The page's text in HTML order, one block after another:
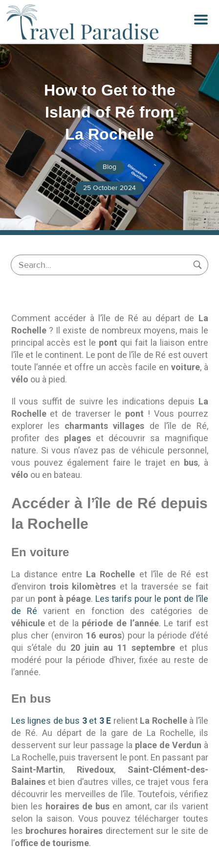
Menu
How to Get to the
Island of Ré from
La Rochelle
Blog
25 October 2024
Comment accéder à l’île de Ré au départ de La
Rochelle? Il existe de nombreux moyens, mais le
principal accès est le pont qui fait la liaison entre
l’île et le continent. Le pont de l’île de Ré est ouvert
toute l’année et offre un accès facile en voiture, à
vélo ou à pied.
Il vous suffit de suivre les indications depuis La
Rochelleet de traverser le pont ! Vous pourrez
explorer les charmants villages de l’île de Ré,
profiter des plageset découvrir sa magnifique
nature. Si vous n’avez pas de véhicule personnel,
vous pouvez également faire le trajet en bus, à
vélo ou en bateau.
Accéder à l’île de Ré depuis
la Rochelle
En voiture
La distance entre La Rochelle et l’île de Ré est
d’environ trois kilomètres et la traversée se fait
par un pont à péage. Les tarifs pour le pont de l’île
de Ré varient en fonction des catégories de
véhiculeet de la période de l’année. Le tarif est
plus cher (environ 16 euros) pour la période d’été
qui s’étale du 20 juin au 11 septembreet plus
modéré pour la période d’hiver, fixée au reste de
l’année.
En bus
Les lignes de bus 3et 3 E relient La Rochelleà l’île
de Ré. Au départ de la gare de La Rochelle, ils
desservent sur leur passage la place de Verdun à
La Rochelle, puis traversent le pont. En passant par
Saint-Martin, Rivedoux, Saint-Clément-des-
Balaineset bien d’autres villes, ce trajet vous fera
découvrir les merveilles de l’île. Toutefois, vérifiez
bien les horaires de busen amont, car ils varient
selon la saison. Vous pouvez télécharger toutes
les brochures horaires directement sur le site de
l’office de tourisme.